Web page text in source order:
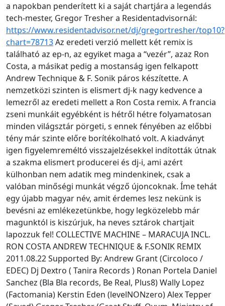
a napokban penderített ki a saját chartjára a legendás
tech-mester, Gregor Tresher a Residentadvisornál:
https://www.residentadvisor.net/dj/gregortresher/top10?
chart=78713Az eredeti verzió mellett két remix is
található az ep-n, az egyiket maga a “vezér”, azaz Ron
Costa, a másikat pedig a mostanság igen felkapott
Andrew Technique & F. Sonik páros készítette. A
nemzetközi szinten is elismert dj-k nagy kedvence a
lemezről az eredeti mellett a Ron Costa remix. A francia
zseni munkáit egyébként is hétről hétre folyamatosan
minden világsztár pörgeti, s ennek fényében az előbbi
tény már szinte előre borítékolható volt. A kiadványt
igen figyelemreméltó visszajelzésekkel indították útnak
a szakma elismert producerei és dj-i, ami azért
külhonban nem adatik meg mindenkinek, csak a
valóban minőségi munkát végző újoncoknak. Íme tehát
egy újabb magyar név, amit érdemes lesz nekünk is
bevésni az emlékezetünkbe, hogy legközelebb már
magunktól is kiszúrjuk, ha neves sztárok chartjait
lapozzuk fel! COLLECTIVE MACHINE – MARACUJA INCL.
RON COSTA ANDREW TECHNIQUE & F.SONIK REMIX
2011.08.22 Supported By: Andrew Grant (Circoloco /
EDEC) Dj Dextro ( Tanira Records ) Ronan Portela Daniel
Sanchez (Bla Bla records, Be Real, Plus8) Wally Lopez
(Factomania) Kerstin Eden (levelNONzero) Alex Tepper